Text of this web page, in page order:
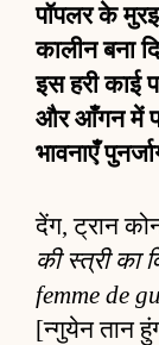
पॉपलर के
कालीन बना
इस हरी काई
और आँगन में
भावनाएँ
देंग, ट्रान
की स्त्री का
femme de
[न्गुयेन तान